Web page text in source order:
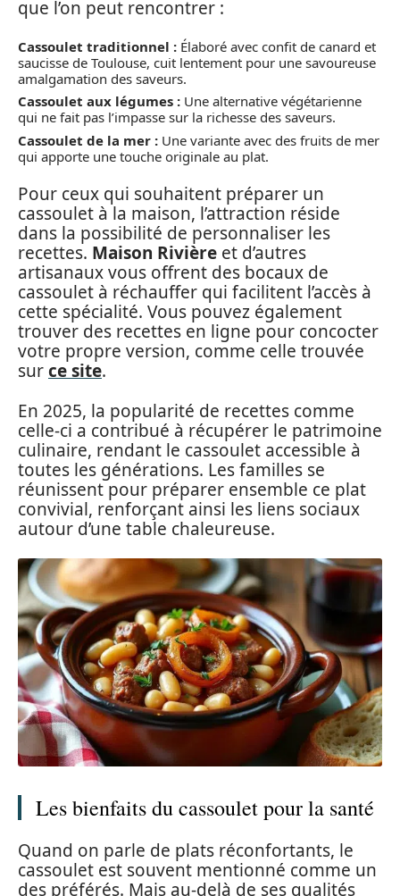
que l’on peut rencontrer :
Cassoulet traditionnel : Élaboré avec confit de canard et
saucisse de Toulouse, cuit lentement pour une savoureuse
amalgamation des saveurs.
Cassoulet aux légumes : Une alternative végétarienne
qui ne fait pas l’impasse sur la richesse des saveurs.
Cassoulet de la mer : Une variante avec des fruits de mer
qui apporte une touche originale au plat.
Pour ceux qui souhaitent préparer un
cassoulet à la maison, l’attraction réside
dans la possibilité de personnaliser les
recettes. Maison Rivière et d’autres
artisanaux vous offrent des bocaux de
cassoulet à réchauffer qui facilitent l’accès à
cette spécialité. Vous pouvez également
trouver des recettes en ligne pour concocter
votre propre version, comme celle trouvée
surce site.
En 2025, la popularité de recettes comme
celle-ci a contribué à récupérer le patrimoine
culinaire, rendant le cassoulet accessible à
toutes les générations. Les familles se
réunissent pour préparer ensemble ce plat
convivial, renforçant ainsi les liens sociaux
autour d’une table chaleureuse.
Les bienfaits du cassoulet pour la santé
Quand on parle de plats réconfortants, le
cassoulet est souvent mentionné comme un
des préférés. Mais au-delà de ses qualités